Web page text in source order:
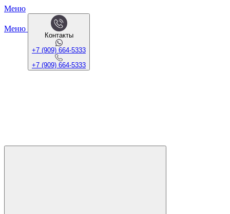
Меню
Меню
Контакты
+7 (909) 664-5333
+7 (909) 664-5333